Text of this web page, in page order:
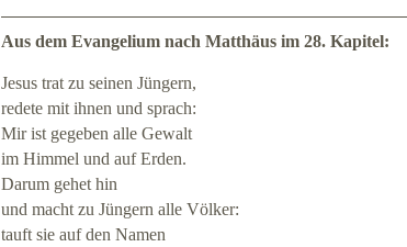
Aus dem Evangelium nach Matthäus im 28. Kapitel:
Jesus trat zu seinen Jüngern,
redete mit ihnen und sprach:
Mir ist gegeben alle Gewalt
im Himmel und auf Erden.
Darum gehet hin
und macht zu Jüngern alle Völker:
tauft sie auf den Namen